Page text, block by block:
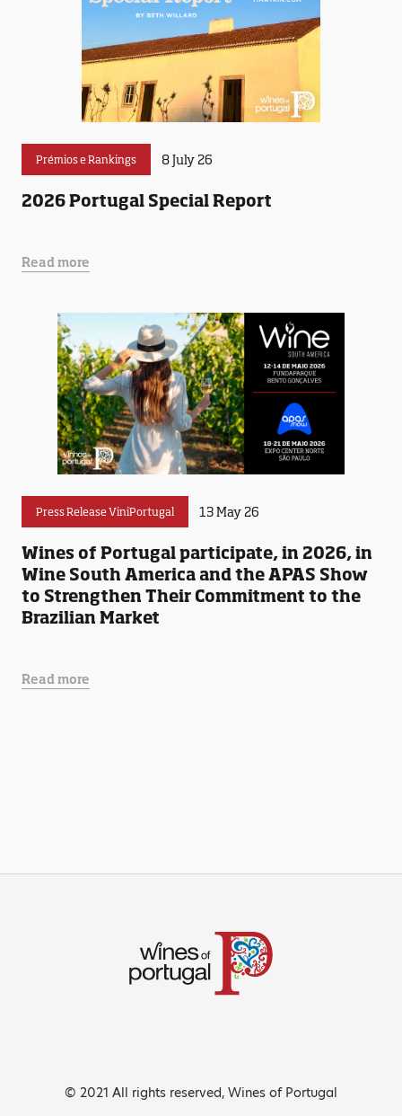
Prémios e Rankings 8 July 26
2026 Portugal Special Report
Read more
Press Release ViniPortugal 13 May 26
Wines of Portugal participate, in 2026, in
Wine South America and the APAS Show
to Strengthen Their Commitment to the
Brazilian Market
Read more
© 2021 All rights reserved, Wines of Portugal